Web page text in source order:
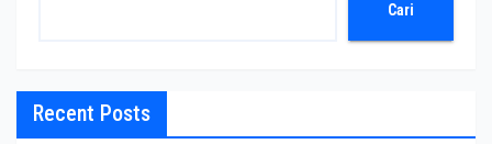
Cari
Recent Posts